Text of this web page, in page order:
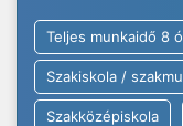
Teljes munkaidő 8
Szakiskola /
Szakközépiskola